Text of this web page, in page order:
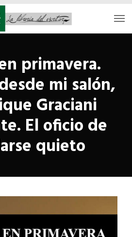
primavera.
mi salón,
Graciani
El oficio de
quieto